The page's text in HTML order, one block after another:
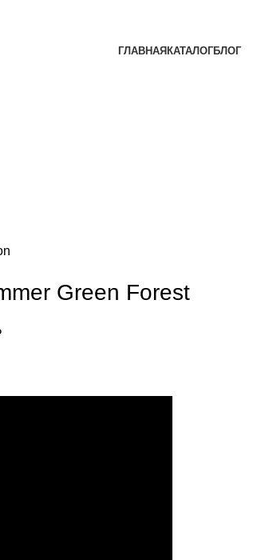
ГЛАВНАЯ КАТАЛОГБЛОГ
Green Forest